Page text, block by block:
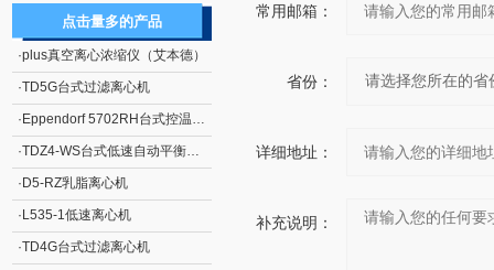
点击量多的产品
·plus真空离心浓缩仪（艾本德）
·TD5G台式过滤离心机
· Eppendorf 5702RH台式控温离心机
·TDZ4-WS台式低速自动平衡离心机
· D5-RZ乳脂离心机
· L535-1低速离心机
·TD4G台式过滤离心机
常用邮箱：
省份：
详细地址：
补充说明：